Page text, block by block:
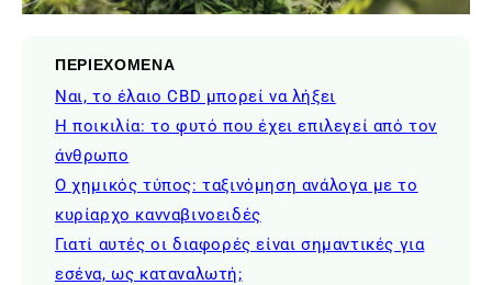
ΠΕΡΙΕΧΟΜΕΝΑ
Ναι, το έλαιο CBD μπορεί να λήξει
Η ποικιλία: το φυτό που έχει επιλεγεί από τον
άνθρωπο
Ο χημικός τύπος: ταξινόμηση ανάλογα με το
κυρίαρχο κανναβινοειδές
Γιατί αυτές οι διαφορές είναι σημαντικές για
εσένα, ως καταναλωτή;